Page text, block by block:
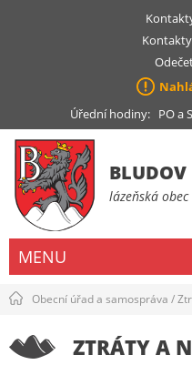
Úřední hodiny: PO a
BLUDOV
lázeňská obec
MENU
Obecní úřad a samospráva /
ZTRÁTY A